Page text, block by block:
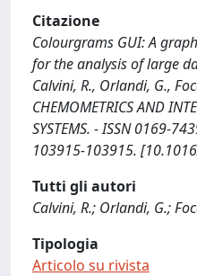
Citazione
Colourgrams GUI: A
for the analysis of large
Calvini, R., Orlandi, G.,
CHEMOMETRICS AND
SYSTEMS. - ISSN 0169-
103915-103915.
Tutti gli autori
Calvini, R.; Orlandi, G.;
Tipologia
Articolo su rivista